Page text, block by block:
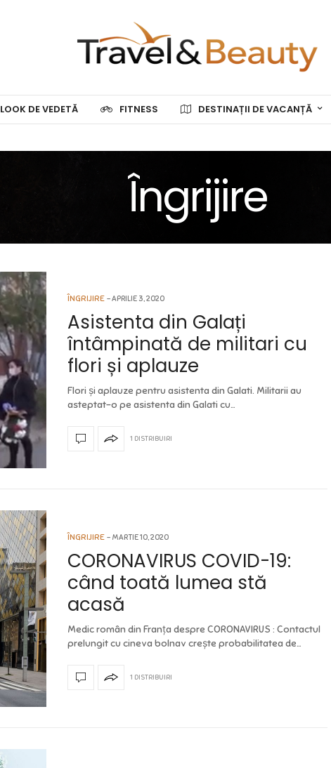
LOOK DE VEDETĂ FITNESS DESTINAȚII DE VACANȚĂ
Îngrijire
ÎNGRIJIRE APRILIE 3, 2020
Asistenta din Galați
întâmpinată de militari cu
flori și aplauze
Flori și aplauze pentru asistenta din Galati. Militarii au
asteptat-o pe asistenta din Galati cu…
1 DISTRIBUIRI
ÎNGRIJIRE MARTIE 10, 2020
CORONAVIRUS COVID-19:
când toată lumea stă
acasă
Medic român din Franța despre CORONAVIRUS : Contactul
prelungit cu cineva bolnav crește probabilitatea de…
1 DISTRIBUIRI